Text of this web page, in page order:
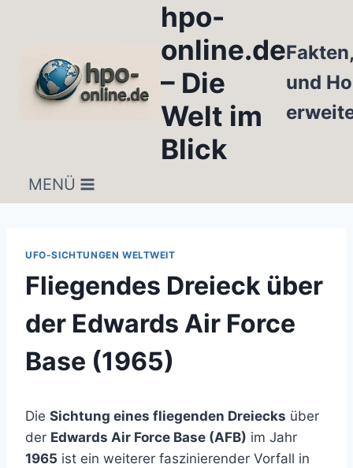
hpo-
online.de
– Die
Welt im
Blick
und
MENÜ
UFO-SICHTUNGEN WELTWEIT
Fliegendes Dreieck über
der Edwards Air Force
Base (1965)
Die Sichtung eines fliegenden Dreiecks über
der Edwards Air Force Base (AFB) im Jahr
1965 ist ein weiterer faszinierender Vorfall in